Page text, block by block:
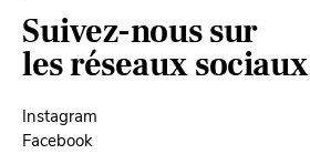
Suivez-nous sur
les réseaux sociaux
Instagram
Facebook